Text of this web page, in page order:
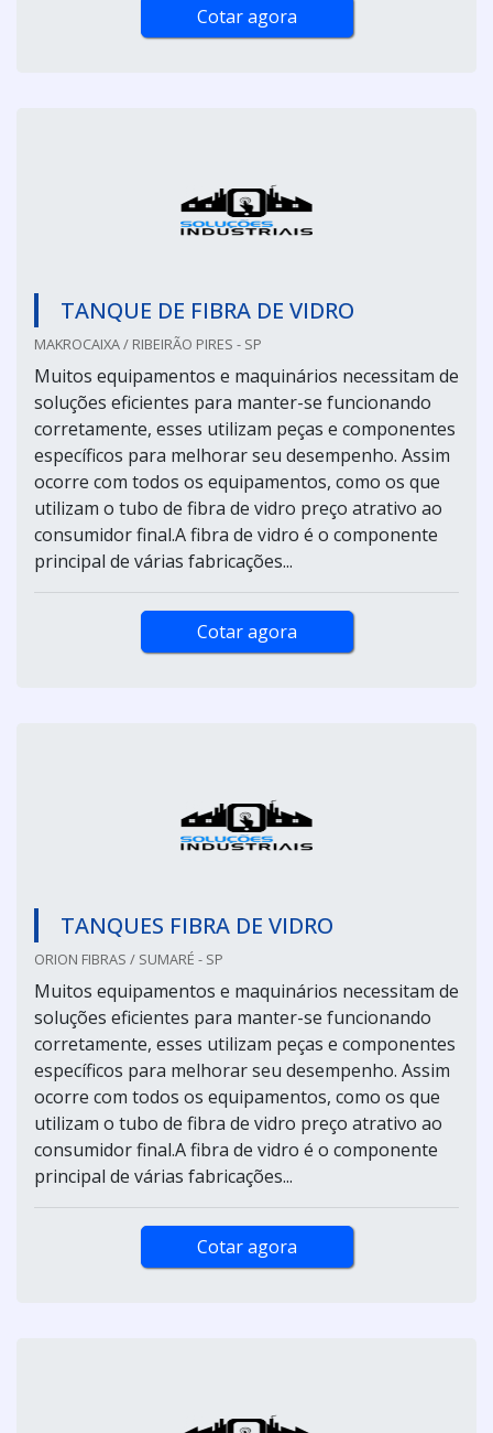
Cotar agora
TANQUE DE FIBRA DE VIDRO
MAKROCAIXA / RIBEIRÃO PIRES - SP
Muitos equipamentos e maquinários necessitam de
soluções eficientes para manter-se funcionando
corretamente, esses utilizam peças e componentes
específicos para melhorar seu desempenho. Assim
ocorre com todos os equipamentos, como os que
utilizam o tubo de fibra de vidro preço atrativo ao
consumidor final.A fibra de vidro é o componente
principal de várias fabricações...
Cotar agora
TANQUES FIBRA DE VIDRO
ORION FIBRAS / SUMARÉ - SP
Muitos equipamentos e maquinários necessitam de
soluções eficientes para manter-se funcionando
corretamente, esses utilizam peças e componentes
específicos para melhorar seu desempenho. Assim
ocorre com todos os equipamentos, como os que
utilizam o tubo de fibra de vidro preço atrativo ao
consumidor final.A fibra de vidro é o componente
principal de várias fabricações...
Cotar agora